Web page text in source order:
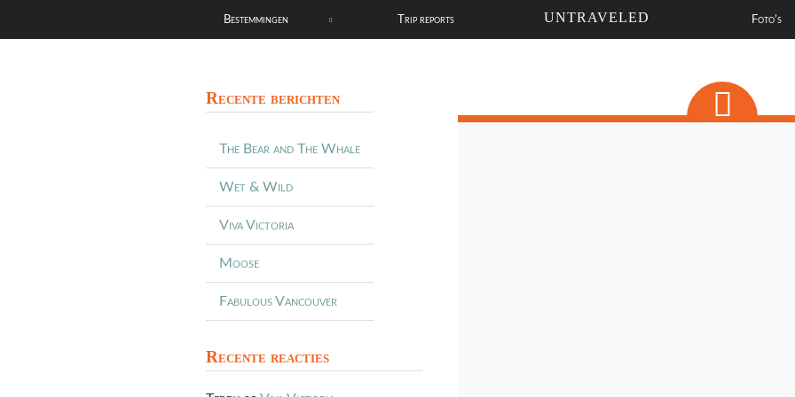
Bestemmingen Trip reports UNTRAVELED Foto’s
Recente berichten
The Bear and The Whale
Wet & Wild
Viva Victoria
Moose
Fabulous Vancouver
Recente reacties